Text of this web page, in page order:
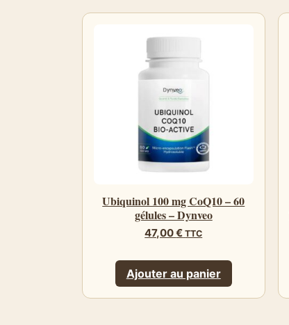
Ubiquinol 100 mg CoQ10 – 60
gélules – Dynveo
47,00€ TTC
Ajouter au panier